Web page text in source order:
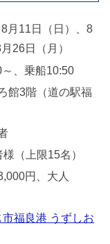
月11日（日）、8
26日（月）
、乗船10:50
館3階（道の駅福
（上限15名）
円、大人
福良港 うずしお